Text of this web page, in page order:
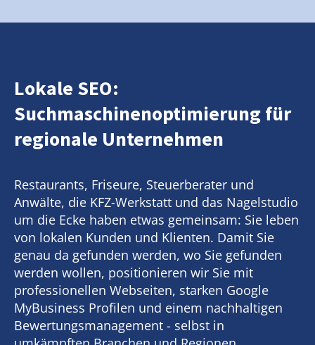
Lokale SEO:
Suchmaschinenoptimierung für
regionale Unternehmen
Restaurants, Friseure, Steuerberater und
Anwälte, die KFZ-Werkstatt und das Nagelstudio
um die Ecke haben etwas gemeinsam: Sie leben
von lokalen Kunden und Klienten. Damit Sie
genau da gefunden werden, wo Sie gefunden
werden wollen, positionieren wir Sie mit
professionellen Webseiten, starken Google
MyBusiness Profilen und einem nachhaltigen
Bewertungsmanagement - selbst in